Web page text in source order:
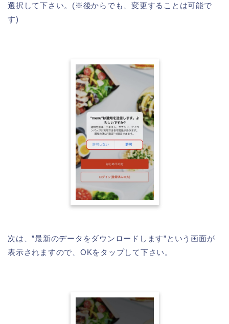
選択して下さい。(※後からでも、変更することは可能で
す)
次は、”最新のデータをダウンロードします”という画面が
表示されますので、OKをタップして下さい。